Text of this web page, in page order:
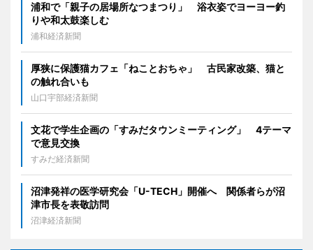
浦和で「親子の居場所なつまつり」 浴衣姿でヨーヨー釣
りや和太鼓楽しむ
浦和経済新聞
厚狭に保護猫カフェ「ねことおちゃ」 古民家改築、猫と
の触れ合いも
山口宇部経済新聞
文花で学生企画の「すみだタウンミーティング」 4テーマ
で意見交換
すみだ経済新聞
沼津発祥の医学研究会「U-TECH」開催へ 関係者らが沼
津市長を表敬訪問
沼津経済新聞